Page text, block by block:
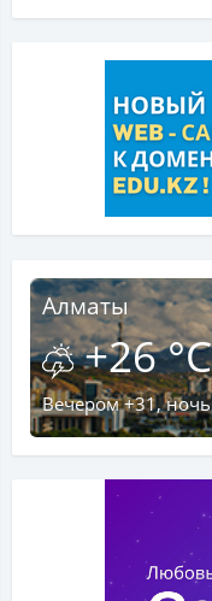
Алматы
+26 °C
Вечером +31,